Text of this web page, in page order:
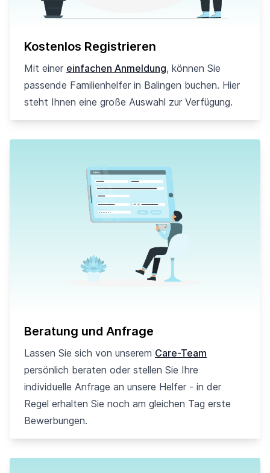
Kostenlos Registrieren
Mit einer einfachen Anmeldung, können Sie
passende Familienhelfer in Balingen buchen. Hier
steht Ihnen eine große Auswahl zur Verfügung.
Beratung und Anfrage
Lassen Sie sich von unserem Care-Team
persönlich beraten oder stellen Sie Ihre
individuelle Anfrage an unsere Helfer - in der
Regel erhalten Sie noch am gleichen Tag erste
Bewerbungen.